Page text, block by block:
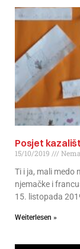
Posjet
15/10/2019
Ti i ja, mali medo
njemačke i
15. listopada
Weiterlesen »